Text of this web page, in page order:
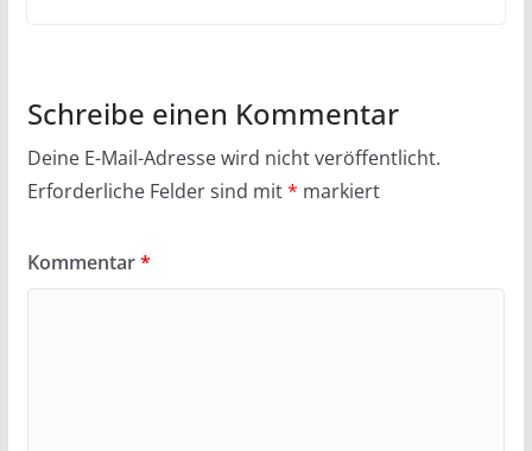
Schreibe einen Kommentar
Deine E-Mail-Adresse wird nicht veröffentlicht.
Erforderliche Felder sind mit* markiert
Kommentar*